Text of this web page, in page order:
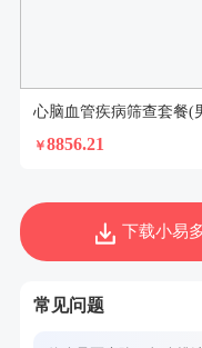
￥8856.21
下载小易
常见问题